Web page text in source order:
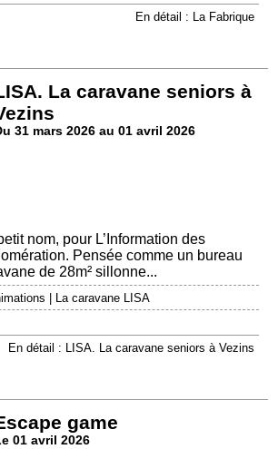
En détail : La Fabrique
La caravane seniors à
31 mars 2026 au 01 avril 2026
nom, pour L’Information des
Pensée comme un bureau
de 28m² sillonne...
La caravane LISA
En détail : LISA. La caravane seniors à Vezins
game
01 avril 2026